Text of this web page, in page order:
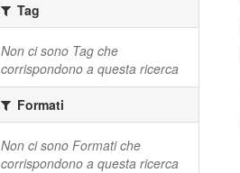
Tag
Non ci sono Tag che
corrispondono a questa ricerca
Formati
Non ci sono Formati che
corrispondono a questa ricerca